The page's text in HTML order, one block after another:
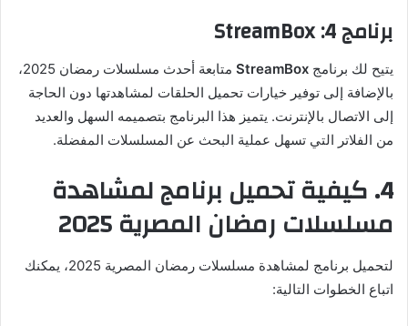
برنامج 4: StreamBox
يتيح لك برنامج StreamBox
متابعة أحدث مسلسلات رمضان 2025،
بالإضافة إلى توفير خيارات تحميل الحلقات لمشاهدتها دون الحاجة
إلى الاتصال بالإنترنت. يتميز هذا البرنامج بتصميمه السهل والعديد
من الفلاتر التي تسهل عملية البحث عن المسلسلات المفضلة.
4. كيفية تحميل برنامج لمشاهدة
مسلسلات رمضان المصرية 2025
لتحميل برنامج لمشاهدة مسلسلات رمضان المصرية 2025، يمكنك
اتباع الخطوات التالية: